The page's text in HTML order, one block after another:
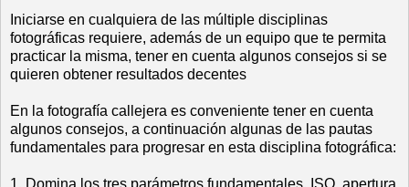
Iniciarse en cualquiera de las múltiple disciplinas
fotográficas requiere, además de un equipo que te permita
practicar la misma, tener en cuenta algunos consejos si se
quieren obtener resultados decentes
En la fotografía callejera es conveniente tener en cuenta
algunos consejos, a continuación algunas de las pautas
fundamentales para progresar en esta disciplina fotográfica:
1. Domina los tres parámetros fundamentales, ISO, apertura